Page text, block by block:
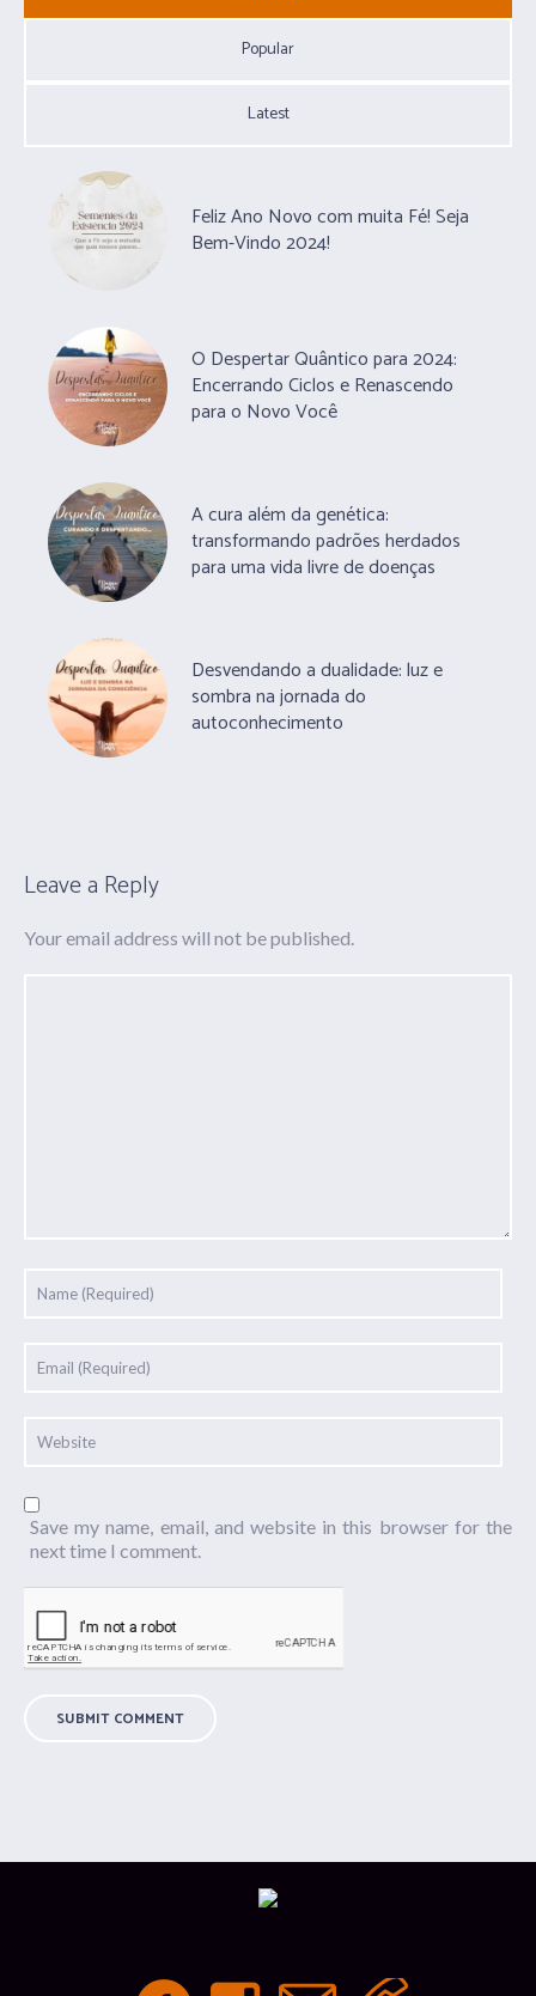
Popular
Latest
Feliz Ano Novo com muita Fé! Seja
Bem-Vindo 2024!
O Despertar Quântico para 2024:
Encerrando Ciclos e Renascendo
para o Novo Você
A cura além da genética:
transformando padrões herdados
para uma vida livre de doenças
Desvendando a dualidade: luz e
sombra na jornada do
autoconhecimento
Leave a Reply
Your email address will not be published.
Save my name, email, and website in this browser for the
next time I comment.